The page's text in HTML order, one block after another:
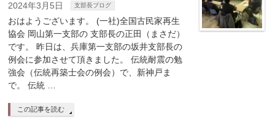
2024年3月5日 支部長ブログ
おはようございます。 (一社)全国古民家再生
協会 岡山第一支部の 支部長の正田（まさだ）
です。 昨日は、兵庫第一支部の坂井支部長の
例会に参加させて頂きました。 伝統耐震の勉
強会（伝統再築士会の例会）で、新神戸ま
で。 伝統 …
この記事を読む